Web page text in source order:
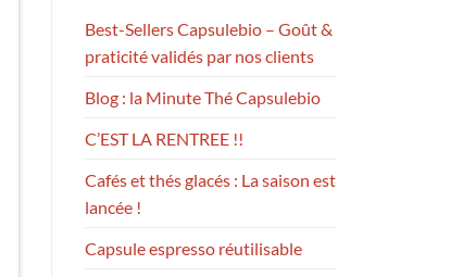
Best-Sellers Capsulebio – Goût &
praticité validés par nos clients
Blog : la Minute Thé Capsulebio
C’EST LA RENTREE !!
Cafés et thés glacés : La saison est
lancée !
Capsule espresso réutilisable